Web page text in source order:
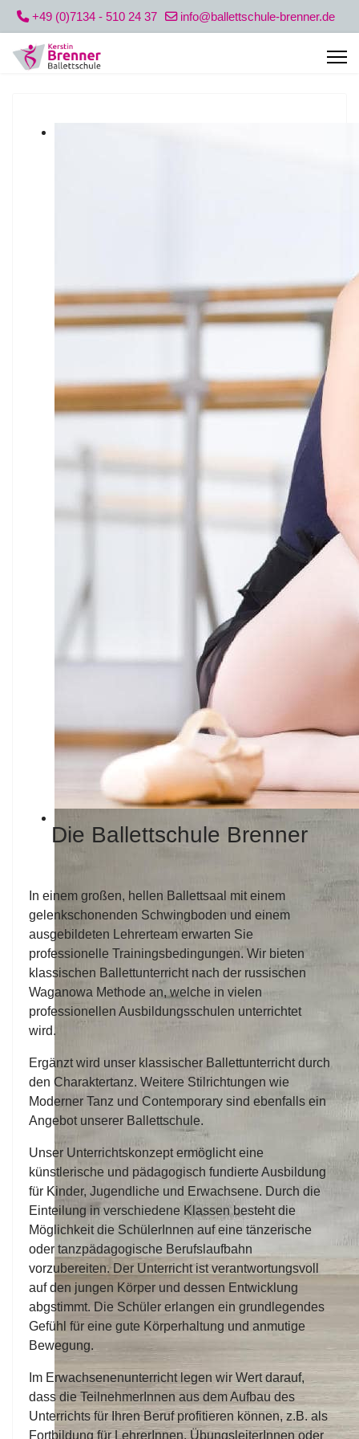
+49 (0)7134 - 510 24 37 info@ballettschule-brenner.de
Die Ballettschule Brenner
In einem großen, hellen Ballettsaal mit einem
gelenkschonenden Schwingboden und einem
ausgebildeten Lehrerteam erwarten Sie
professionelle Trainingsbedingungen. Wir bieten
klassischen Ballettunterricht nach der russischen
Waganowa Methode an, welche in vielen
professionellen Ausbildungsschulen unterrichtet
wird.
Ergänzt wird unser klassischer Ballettunterricht durch
den Charaktertanz. Weitere Stilrichtungen wie
Moderner Tanz und Contemporary sind ebenfalls ein
Angebot unserer Ballettschule.
Unser Unterrichtskonzept ermöglicht eine
künstlerische und pädagogisch fundierte Ausbildung
für Kinder, Jugendliche und Erwachsene. Durch die
Einteilung in verschiedene Klassen besteht die
Möglichkeit die SchülerInnen auf eine tänzerische
oder tanzpädagogische Berufslaufbahn
vorzubereiten. Der Unterricht ist verantwortungsvoll
auf den jungen Körper und dessen Entwicklung
abgstimmt. Die Schüler erlangen ein grundlegendes
Gefühl für eine gute Körperhaltung und anmutige
Bewegung.
Im Erwachsenenunterricht legen wir Wert darauf,
dass die TeilnehmerInnen aus dem Aufbau des
Unterrichts für Ihren Beruf profitieren können, z.B. als
Fortbildung für LehrerInnen, ÜbungsleiterInnen oder